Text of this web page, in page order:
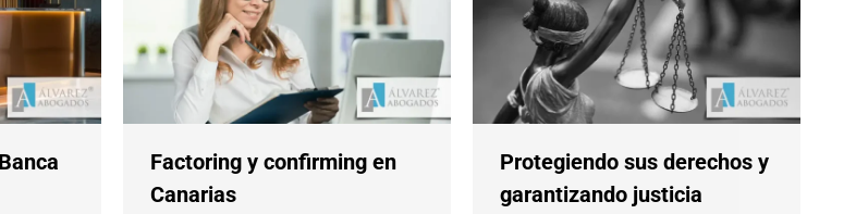
Factoring y confirming en
Canarias
Protegiendo sus derechos y
garantizando justicia